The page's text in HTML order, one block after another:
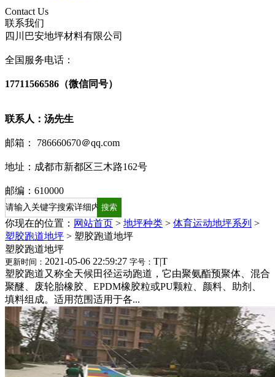
Contact Us
联系我们
四川巴安地坪材料有限公司
全国服务电话：
17711566586（微信同号）
联系人：汤先生
邮箱： 786660670＠qq.com
地址：成都市新都区三木路162号
邮编：610000
你现在的位置： 网站首页 > 地坪种类 > 体育运动地坪系列 >
塑胶跑道地坪 > 塑胶跑道地坪
塑胶跑道地坪
更新时间： 2021-05-06 22:59:27 字号： T|T
塑胶跑道又称全天候田径运动跑道，它由聚氨酯预聚体、混合
聚醚、废轮胎橡胶、EPDM橡胶粒或PU颗粒、颜料、助剂、
填料组成。适用范围适用于各...